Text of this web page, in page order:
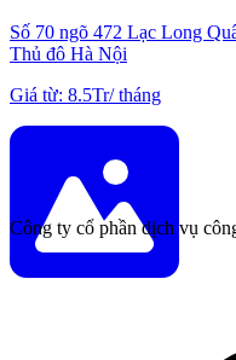
Số 70 ngõ 472 Lạc Long
Thủ đô Hà Nội
Giá từ: 8.5Tr/tháng
Công ty cổ phần dịch vụ